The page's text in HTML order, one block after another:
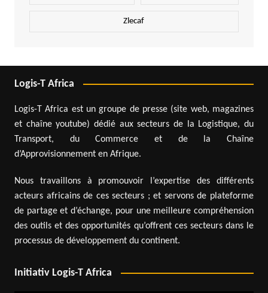
Zlecaf
Logis-T Africa
Logis-T Africa est un groupe de presse (site web, magazines
et chaîne youtube) dédié aux secteurs de la Logistique, du
Transport, du Commerce et de la Chaîne
d’Approvisionnement en Afrique.
Nous travaillons à promouvoir l’expertise des différents
acteurs africains de ces secteurs ; et servons de plateforme
de partage et d’échange, pour une meilleure compréhension
des outils et des opportunités qu’offrent ces secteurs dans le
processus de développement du continent.
Initiativ Logis-T Africa